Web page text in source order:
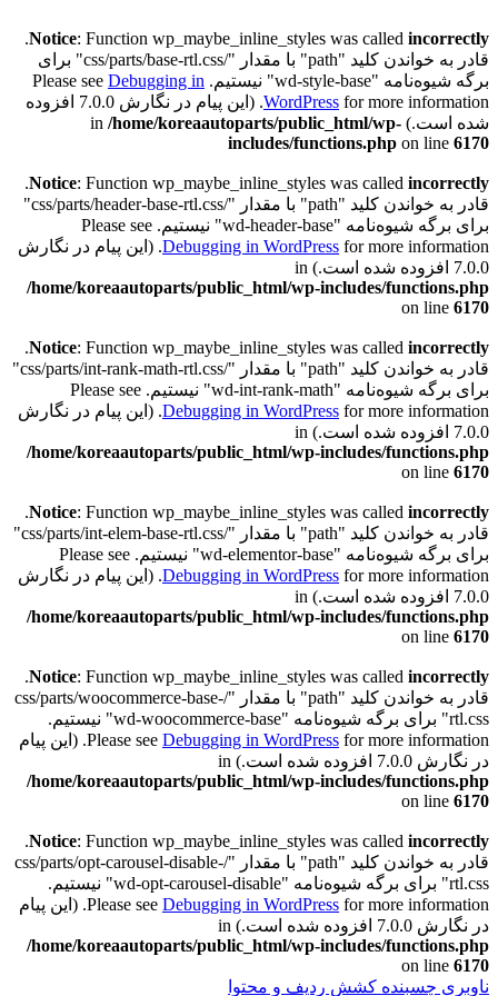
Notice: Function wp_maybe_inline_styles was called incorrectly
.
قادر به خواندن کلید "path" با مقدار "/css/parts/base-rtl.css" برای
برگه شیوه‌نامه "wd-style-base" نیستیم. Please see
Debugging in
WordPress
for more information. (این پیام در نگارش 7.0.0 افزوده
شده است.) in /home/koreaautoparts/public_html/wp-
includes/functions.php on line 6170
Notice: Function wp_maybe_inline_styles was called incorrectly
.
قادر به خواندن کلید "path" با مقدار "/css/parts/header-base-rtl.css"
برای برگه شیوه‌نامه "wd-header-base" نیستیم. Please see
Debugging in WordPressfor more information. (این پیام در نگارش
7.0.0 افزوده شده است.) in
/home/koreaautoparts/public_html/wp-includes/functions.php
on line 6170
Notice: Function wp_maybe_inline_styles was called incorrectly
.
قادر به خواندن کلید "path" با مقدار "/css/parts/int-rank-math-rtl.css"
برای برگه شیوه‌نامه "wd-int-rank-math" نیستیم. Please see
Debugging in WordPressfor more information. (این پیام در نگارش
7.0.0 افزوده شده است.) in
/home/koreaautoparts/public_html/wp-includes/functions.php
on line 6170
Notice: Function wp_maybe_inline_styles was called incorrectly
.
قادر به خواندن کلید "path" با مقدار "/css/parts/int-elem-base-rtl.css"
برای برگه شیوه‌نامه "wd-elementor-base" نیستیم. Please see
Debugging in WordPressfor more information. (این پیام در نگارش
7.0.0 افزوده شده است.) in
/home/koreaautoparts/public_html/wp-includes/functions.php
on line 6170
Notice: Function wp_maybe_inline_styles was called incorrectly
.
قادر به خواندن کلید "path" با مقدار "/css/parts/woocommerce-base-
rtl.css" برای برگه شیوه‌نامه "wd-woocommerce-base" نیستیم.
Please see Debugging in WordPress
for more information. (این پیام
در نگارش 7.0.0 افزوده شده است.) in
/home/koreaautoparts/public_html/wp-includes/functions.php
on line 6170
Notice: Function wp_maybe_inline_styles was called incorrectly
.
قادر به خواندن کلید "path" با مقدار "/css/parts/opt-carousel-disable-
rtl.css" برای برگه شیوه‌نامه "wd-opt-carousel-disable" نیستیم.
Please see Debugging in WordPress
for more information. (این پیام
در نگارش 7.0.0 افزوده شده است.) in
/home/koreaautoparts/public_html/wp-includes/functions.php
on line 6170
ناوبری چسبنده کشش ردیف و محتوا